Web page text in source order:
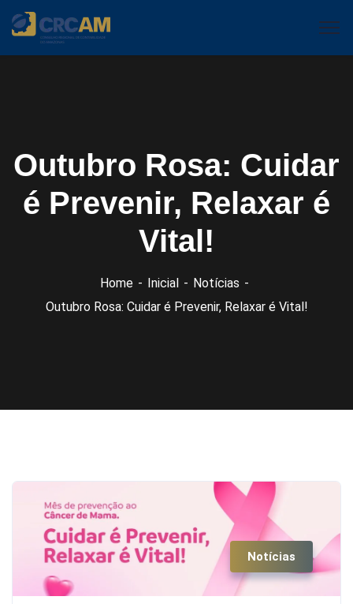
Outubro Rosa: Cuidar
é Prevenir, Relaxar é
Vital!
Home Inicial
Notícias
Outubro Rosa: Cuidar é Prevenir, Relaxar é Vital!
Notícias